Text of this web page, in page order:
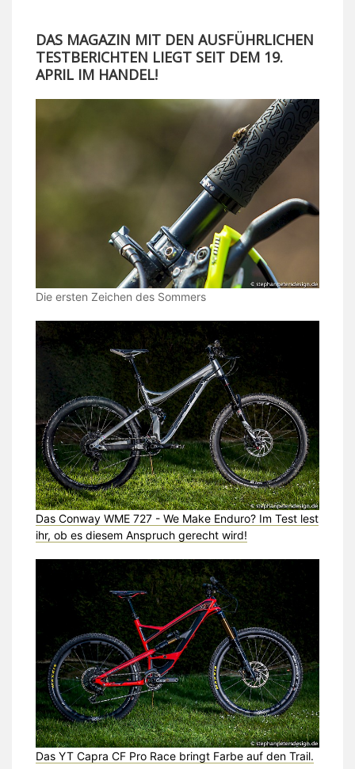
DAS MAGAZIN MIT DEN AUSFÜHRLICHEN
TESTBERICHTEN LIEGT SEIT DEM 19.
APRIL IM HANDEL!
Die ersten Zeichen des Sommers
Das Conway WME 727 - We Make Enduro? Im Test lest
ihr, ob es diesem Anspruch gerecht wird!
Das YT Capra CF Pro Race bringt Farbe auf den Trail.